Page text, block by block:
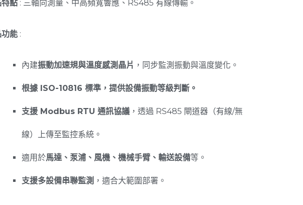
點 : 三軸向測量、中高頻寬響應、RS485 有線傳輸。
能 :
內建振動加速規與溫度感測晶片 ，同步監測振動與溫度變化。
根據 ISO-10816 標準，提供設備振動等級判斷。
支援 Modbus RTU 通訊協議 ，透過 RS485 閘道器（有線/無
線）上傳至監控系統。
適用於馬達、泵浦、風機、機械手臂、輸送設備等。
支援多設備串聯監測 ，適合大範圍部署。